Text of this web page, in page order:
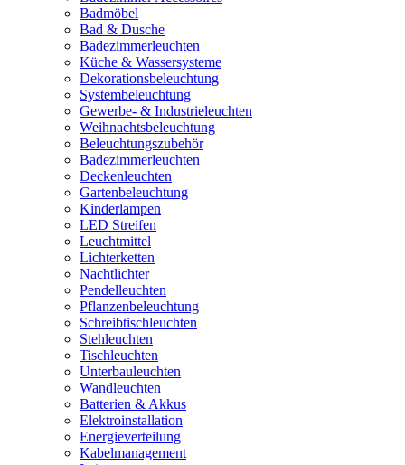
Badmöbel
Bad & Dusche
Badezimmerleuchten
Küche & Wassersysteme
Dekorationsbeleuchtung
Systembeleuchtung
Gewerbe- & Industrieleuchten
Weihnachtsbeleuchtung
Beleuchtungszubehör
Badezimmerleuchten
Deckenleuchten
Gartenbeleuchtung
Kinderlampen
LED Streifen
Leuchtmittel
Lichterketten
Nachtlichter
Pendelleuchten
Pflanzenbeleuchtung
Schreibtischleuchten
Stehleuchten
Tischleuchten
Unterbauleuchten
Wandleuchten
Batterien & Akkus
Elektroinstallation
Energieverteilung
Kabelmanagement